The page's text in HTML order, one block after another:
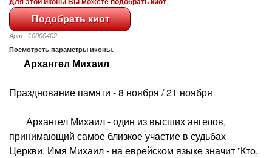
Арт.: 10000402
Посмотреть параметры иконы.
Архангел Михаил
Празднование памяти - 8 ноября / 21 ноября
Архангел Михаил - один из высших ангелов,
принимающий самое близкое участие в судьбах
Церкви. Имя Михаил - на еврейском языке значит ”Кто,